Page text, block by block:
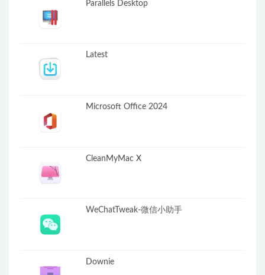
Parallels Desktop
Latest
Microsoft Office 2024
CleanMyMac X
WeChatTweak-微信小助手
Downie